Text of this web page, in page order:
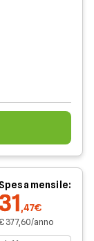
mensile:
,47€
377,60/anno